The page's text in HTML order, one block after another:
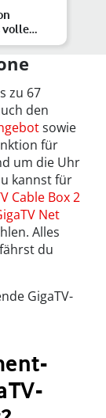
volle
zu 67
den
sowie
für
um die Uhr
kannst für
Cable Box 2
Net
Alles
du
GigaTV-